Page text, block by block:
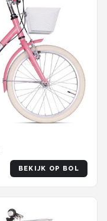
BEKIJK OP BOL